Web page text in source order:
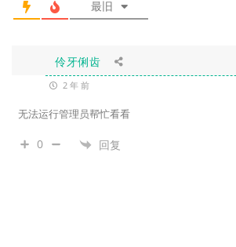
最旧
伶牙俐齿
2 年 前
无法运行管理员帮忙看看
0 回复